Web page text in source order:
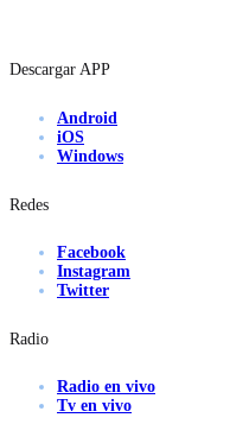
Descargar APP
Android
iOS
Windows
Redes
Facebook
Instagram
Twitter
Radio
Radio en vivo
Tv en vivo